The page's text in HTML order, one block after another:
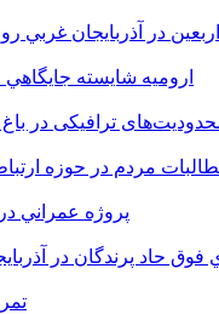
اربعين در آذربايجان
اروميه شايسته
ترافیکی در
مردم در حوزه
247 پروژه
فوق حاد پرندگان در